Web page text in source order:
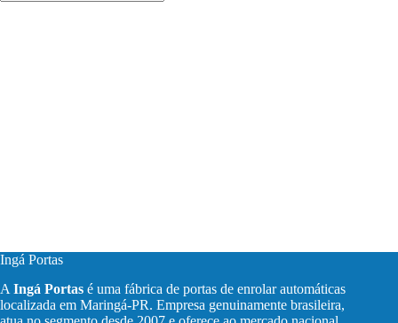
Ingá Portas
A Ingá Portas é uma fábrica de portas de enrolar automáticas
localizada em Maringá-PR. Empresa genuinamente brasileira,